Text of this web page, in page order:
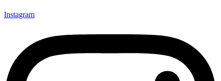
Instagram